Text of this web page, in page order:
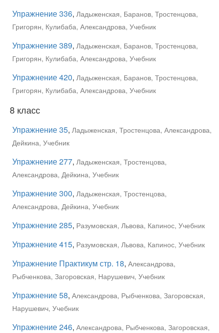
Упражнение 336, Ладыженская, Баранов, Тростенцова,
Григорян, Кулибаба, Александрова, Учебник
Упражнение 389, Ладыженская, Баранов, Тростенцова,
Григорян, Кулибаба, Александрова, Учебник
Упражнение 420, Ладыженская, Баранов, Тростенцова,
Григорян, Кулибаба, Александрова, Учебник
8 класс
Упражнение 35, Ладыженская, Тростенцова, Александрова,
Дейкина, Учебник
Упражнение 277, Ладыженская, Тростенцова,
Александрова, Дейкина, Учебник
Упражнение 300, Ладыженская, Тростенцова,
Александрова, Дейкина, Учебник
Упражнение 285, Разумовская, Львова, Капинос, Учебник
Упражнение 415, Разумовская, Львова, Капинос, Учебник
Упражнение Практикум стр. 18, Александрова,
Рыбченкова, Загоровская, Нарушевич, Учебник
Упражнение 58, Александрова, Рыбченкова, Загоровская,
Нарушевич, Учебник
Упражнение 246, Александрова, Рыбченкова, Загоровская,